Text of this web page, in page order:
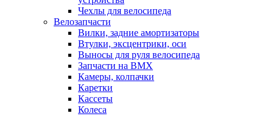
Чехлы для велосипеда
Велозапчасти
Вилки, задние амортизаторы
Втулки, эксцентрики, оси
Выносы для руля велосипеда
Запчасти на BMX
Камеры, колпачки
Каретки
Кассеты
Колеса